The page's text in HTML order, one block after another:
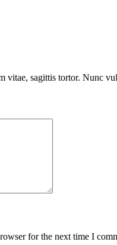
vitae, sagittis tortor. Nunc
for the next time I